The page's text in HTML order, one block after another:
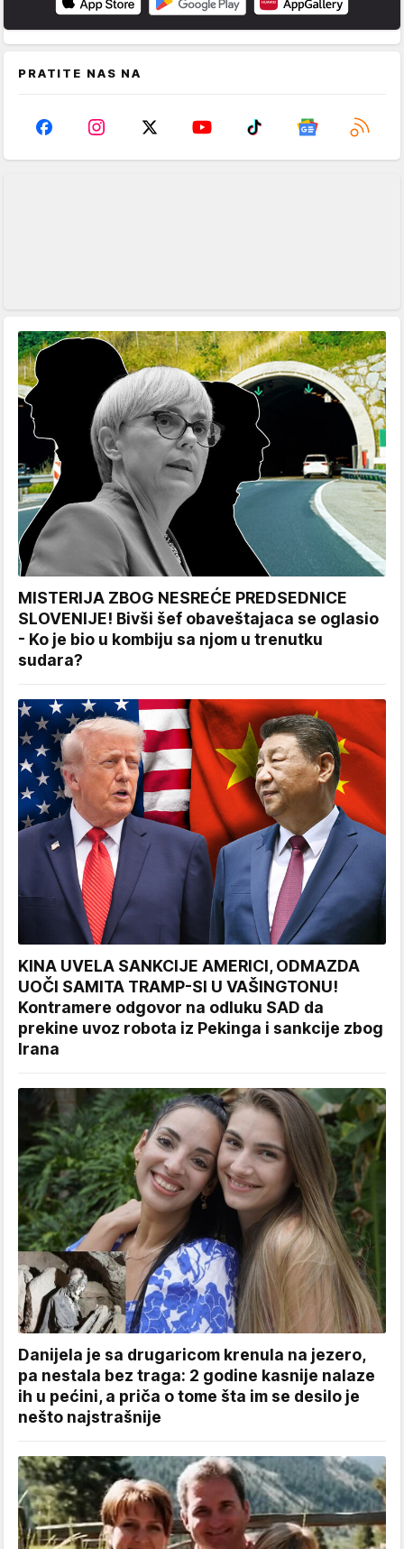
PRATITE NAS NA
MISTERIJA ZBOG NESREĆE PREDSEDNICE
SLOVENIJE! Bivši šef obaveštajaca se oglasio
- Ko je bio u kombiju sa njom u trenutku
sudara?
KINA UVELA SANKCIJE AMERICI, ODMAZDA
UOČI SAMITA TRAMP-SI U VAŠINGTONU!
Kontramere odgovor na odluku SAD da
prekine uvoz robota iz Pekinga i sankcije zbog
Irana
Danijela je sa drugaricom krenula na jezero,
pa nestala bez traga: 2 godine kasnije nalaze
ih u pećini, a priča o tome šta im se desilo je
nešto najstrašnije